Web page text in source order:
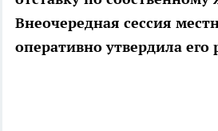
Внеочередная сессия
оперативно утвердила его